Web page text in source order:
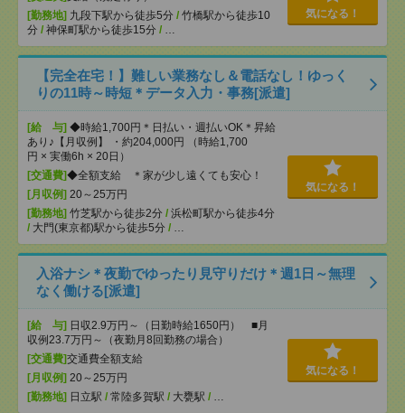
[勤務地] 九段下駅から徒歩5分 / 竹橋駅から徒歩10
分 / 神保町駅から徒歩15分 / …
気になる！
【完全在宅！】難しい業務なし＆電話なし！ゆっく
りの11時～時短＊データ入力・事務[派遣]
[給 与] ◆時給1,700円＊日払い・週払いOK＊昇給
あり♪【月収例】 ・約204,000円 （時給1,700
円 × 実働6h × 20日）
[交通費]◆全額支給 ＊家が少し遠くても安心！
[月収例] 20～25万円
[勤務地] 竹芝駅から徒歩2分 / 浜松町駅から徒歩4分
/ 大門(東京都)駅から徒歩5分 / …
気になる！
入浴ナシ＊夜勤でゆったり見守りだけ＊週1日～無理
なく働ける[派遣]
[給 与] 日収2.9万円～（日勤時給1650円） ■月
収例23.7万円～（夜勤月8回勤務の場合）
[交通費]交通費全額支給
[月収例] 20～25万円
[勤務地] 日立駅 / 常陸多賀駅 / 大甕駅 / …
気になる！